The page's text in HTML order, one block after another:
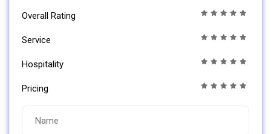
Overall Rating
Service
Hospitality
Pricing